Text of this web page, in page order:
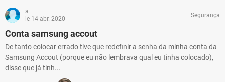
a
le 14 abr. 2020
Segurança
Conta samsung accout
De tanto colocar errado tive que redefinir a senha da minha conta da
Samsung Accout (porque eu não lembrava qual eu tinha colocado),
disse que já tinh...